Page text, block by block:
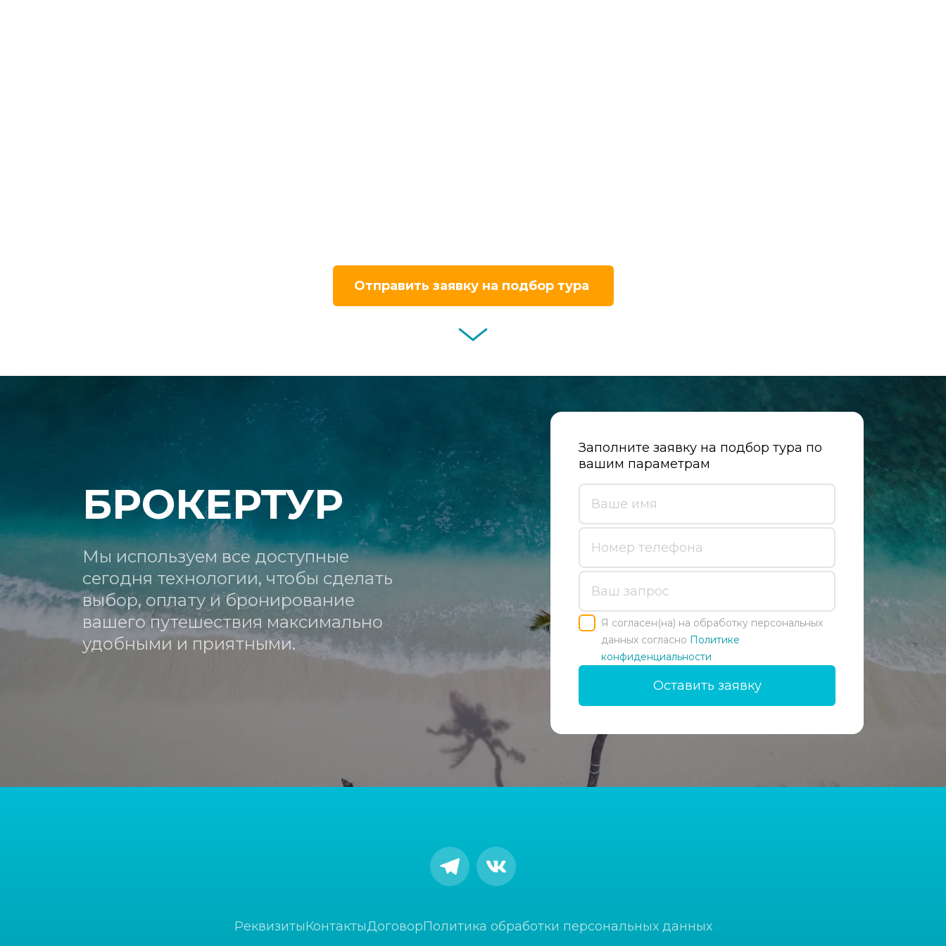
Отправить заявку на подбор тура
БРОКЕРТУР
Мы используем все доступные
сегодня технологии, чтобы сделать
выбор, оплату и бронирование
вашего путешествия максимально
удобными и приятными.
Заполните заявку на подбор тура по
вашим параметрам
Я согласен(на) на обработку персональных
данных согласно Политике
конфиденциальности
Оставить заявку
РеквизитыКонтактыДоговорПолитика обработки персональных данных